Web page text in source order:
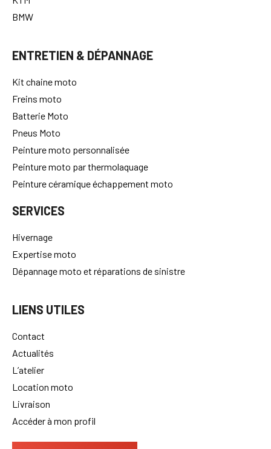
KTM
BMW
ENTRETIEN & DÉPANNAGE
Kit chaine moto
Freins moto
Batterie Moto
Pneus Moto
Peinture moto personnalisée
Peinture moto par thermolaquage
Peinture céramique échappement moto
SERVICES
Hivernage
Expertise moto
Dépannage moto et réparations de sinistre
LIENS UTILES
Contact
Actualités
L’atelier
Location moto
Livraison
Accéder à mon profil